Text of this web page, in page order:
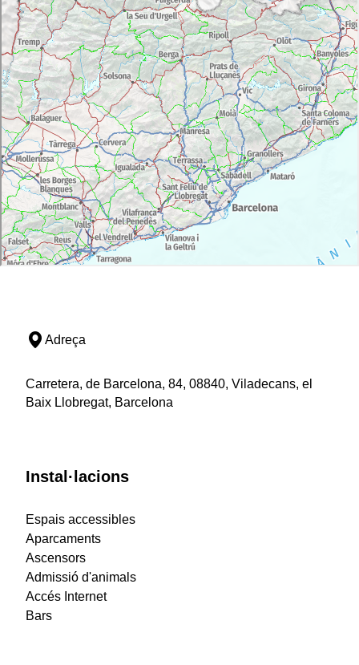
Adreça
Carretera, de Barcelona, 84, 08840, Viladecans, el
Baix Llobregat, Barcelona
Instal·lacions
Espais accessibles
Aparcaments
Ascensors
Admissió d'animals
Accés Internet
Bars